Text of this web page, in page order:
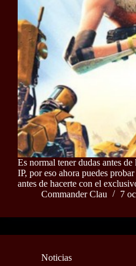
Es normal tener dudas antes
IP, por eso ahora puedes
antes de hacerte con el
Commander Clau
7
Noticias